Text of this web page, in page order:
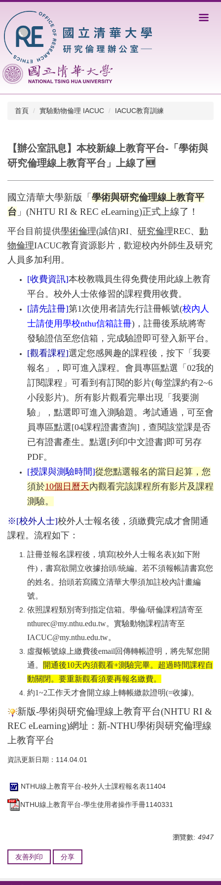
到
主
要
內
區
首頁 實驗動物倫理 IACUC IACUC教育訓練
【辦公室訊息】本校新線上教育平台-「學術與
研究倫理線上教育平台」上線了🆕
國立清華大學新版「 學術與研究倫理線上教育平
台 」(NHTU RI & REC eLearning)正式上線了！
平台目前提供學術倫理(誠信)RI、 研究倫理REC、 動
物倫理IACUC教育資源影片，歡迎校內外師生及研究
人員多加利用。
[收費資訊]本校教職員生得免費使用此線上教育
平台。校外人士依修習的課程費用收費。
[請先註冊]第1次使用者請先行註冊帳號(校內人
士請使用學校nthu信箱註冊)，註冊後系統將寄
發驗證信至您信箱，完成驗證即可登入新平台。
[觀看課程]選定您感興趣的課程後，按下「我要
報名」，即可進入課程。會員專區點選「02我的
訂閱課程」可看到有訂閱的影片(每堂課約有2~6
小段影片)。所有影片觀看完畢出現「我要測
驗」，點選即可進入測驗題。考試通過，可至會
員專區點選[04課程證書查詢]，查閱該堂課是否
已有證書產生。點選[列印中文證書]即可另存
PDF。
[授課與測驗時間]從您點選報名的當日起算，您
須於10個日曆天內觀看完該課程所有影片及課程
測驗。
※[校外人士]校外人士報名後，須繳費完成才會開通
課程。流程如下：
註冊並報名課程後，填寫[校外人士報名表](如下附
件)，書寫欲開立收據抬頭/統編。若不須報帳請書寫您
的姓名。抬頭若寫國立清華大學須加註校內計畫編
號。
依照課程類別寄到指定信箱。學倫/研倫課程請寄至
nthurec@my.nthu.edu.tw。實驗動物課程請寄至
IACUC@my.nthu.edu.tw。
虛擬帳號線上繳費後email回傳轉帳證明，將先幫您開
通。
開通後10天內須觀看+測驗完畢。超過時間課程自
動關閉。要重新觀看須要再報名繳費。
約1~2工作天才會開立線上轉帳繳款證明(=收據)。
新版-學術與研究倫理線上教育平台(NHTU RI &
REC eLearning)網址： 新-NTHU學術與研究倫理線
上教育平台
資訊更新日期：114.04.01
NTHU線上教育平台-校外人士課程報名表11404
NTHU線上教育平台-學生使用者操作手冊1140331
瀏覽數: 4947
友善列印 分享